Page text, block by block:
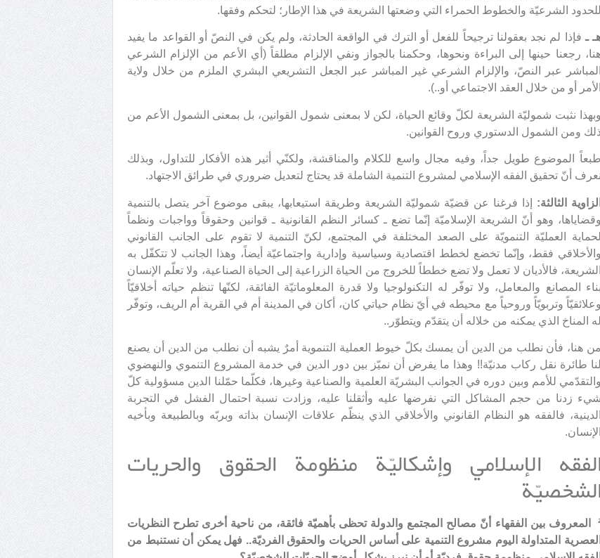
للحدود الشرعيّة والخطوط الحمراء التي وضعتها الشريعة في هذا الإطار؛ لتحكم وفقها.
ـ فإذا لم نجد بعقولنا ترجيحاً للفعل أو الترك في الواقعة الحادثة، ولم يكن في النصّ أو القواعد ما يفيد
رجعنا حينها إلى البراءة ونحوها، وحكمنا بالجواز ونفي الإلزام مطلقاً (أي الأعم من الإلزام الشرعي
المباشر عبر النصّ، والإلزام الشرعي غير المباشر عبر الجعل التشريعي البشري الملزم من خلال ولاية
الأمر أو من خلال العقد الاجتماعي أو..).
وبهذا نثبت شموليّة الشريعة لكلّ وقائع الحياة، لكن لا بمعنى شمول القوانين، بل بمعنى الشمول الأعم من
ذلك ومن الشمول الدستوري وروح القوانين.
طبعاً الموضوع طويل جداً، وفيه مجال واسع للكلام والمناقشة، ولكنّي أثير هذه الأفكار للتداول، وبذلك
نعرف أنّ تحقيق الفقه الإسلامي لمشروع التنمية الشاملة قد يحتاج لتعديل ضروري في طرائق الاجتهاد.
الزاوية الثالثة: إذا فرغنا عن قضيّة شموليّة الشريعة وطريقة استيعابها، يبقى موضوع آخر يتصل بالتنمية
وقضاياها، وهو أنّ الشريعة الإسلاميّة إنّما تضع ـ كسائر النظم القانونية ـ قوانين وحقوقاً وواجبات ونظماً
لحماية العمليّة التنمويّة على الصعد المختلفة في المجتمع، لكنّ التنمية لا تقوم على الجانب القانوني
والأخلاقي فقط، وإنّما تخضع لخطط اقتصادية وسياسية وإدارية واجتماعيّة أيضاً، وهذا الجانب لا تتكفّل به
الشريعة، فالأديان لا تعمل ولا تضع خططاً للخروج من الحياة الزراعية إلى الحياة الصناعية، ولا تعلّم الإنسان
بناء المصانع والمعامل، ولا توفّر له التكنولوجيا ولا قدرة المعلوماتيّة الفائقة، لكنّها تنظم حياته أخلاقيّاً
وعلائقيّاً وتربويّاً وروحياً مع محيطه في أيّ نظام حياتي كان، أكان في المدينة أم في القرية أم الريف، وتوفّر
له المناخ الذي يمكنه من خلاله أن يتقدّم ويتطوّر..
من هنا، فأن نطلب من الدين أن يمسك بكلّ خيوط العملية التنموية أمرٌ يشبه أن نطلب من الدين أن يصنع
لنا طائرة نقل ركاب مدنيّة!! وهذا ما يفرض أن نميّز بين دور الدين في خدمة المشروع التنموي والنهضوي
والتقدّمي للأمم وبين دوره في الجوانب البشريّة العلمية والصناعية وغيرها، فكلّما حمّلنا الدين مسؤولية كلّ
شيء زدنا من حجم المشاكل التي نفرضها عليه وأثقلنا عليه، وزادت نسبة احتمال الفشل في التجربة
الدينية، فالفقه هو النظام القانوني والأخلاقي الذي ينظّم علاقات الإنسان بذاته وبربّه وبالطبيعة وبأخيه
الإنسان.
الفقه الإسلامي وإشكاليّة منظومة الحقوق والحريات
الشخصيّة
المعروف بين الفقهاء أنّ مصالح المجتمع والدولة تحظى بأهميّة فائقة، من ناحية أخرى تطرح النظريات
العصرية المتداولة اليوم مشروع التنمية على أساس الحريات والحقوق الفرديّة.. فهل يمكن أن نستنبط من